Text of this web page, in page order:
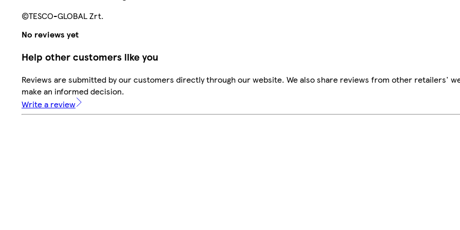
©TESCO-GLOBAL Zrt.
No reviews yet
Help other customers like you
Reviews are submitted by our customers directly through our website. We also share reviews from other retailers'
make an informed decision.
Write a review